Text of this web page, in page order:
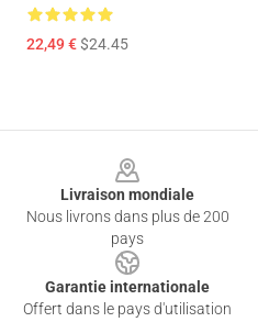
22,49 €$24.45
Livraison mondiale
Nous livrons dans plus de 200
pays
Garantie internationale
Offert dans le pays d'utilisation